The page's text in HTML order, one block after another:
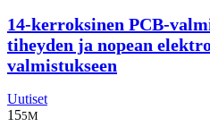
14-kerroksinen PCB-
tiheyden ja nopean
valmistukseen
Uutiset
155M